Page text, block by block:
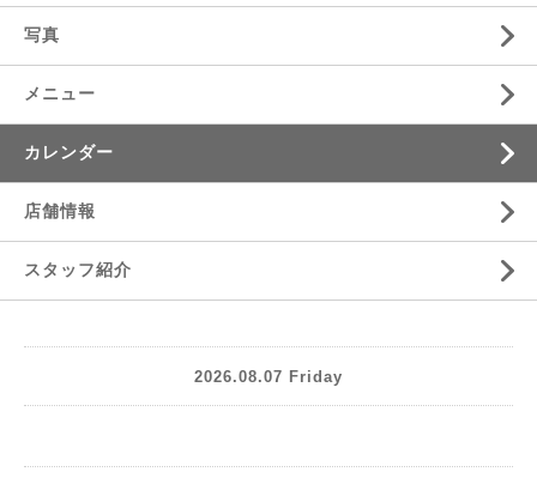
写真
メニュー
カレンダー
店舗情報
スタッフ紹介
2026.08.07 Friday